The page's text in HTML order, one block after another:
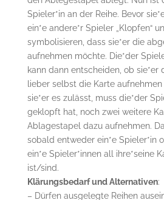
Spieler*in an der Reihe. Bevor
ein*e andere*r Spieler „Klopfen“
symbolisieren, dass sie*er die
aufnehmen möchte. Die*der
kann dann entscheiden, ob sie*er
lieber selbst die Karte
sie*er es zulässt, muss die*der
geklopft hat, noch zwei weitere
Ablagestapel dazu aufnehmen.
sobald entweder ein*e Spieler*in
ein*e Spieler*innen all ihre*seine
ist/sind.
Klärungsbedarf und Alternativen:
– Dürfen ausgelegte Reihen